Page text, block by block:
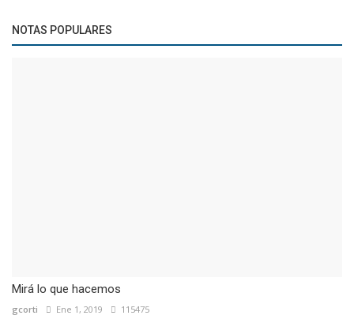
NOTAS POPULARES
Mirá lo que hacemos
gcorti Ene 1, 2019 115475